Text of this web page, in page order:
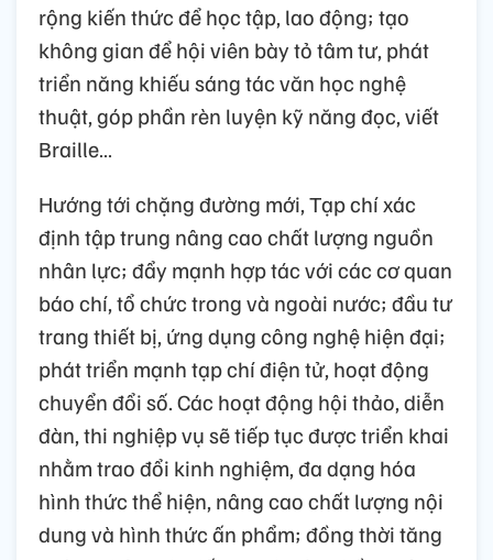
rộng kiến thức để học tập, lao động; tạo
không gian để hội viên bày tỏ tâm tư, phát
triển năng khiếu sáng tác văn học nghệ
thuật, góp phần rèn luyện kỹ năng đọc, viết
Braille…
Hướng tới chặng đường mới, Tạp chí xác
định tập trung nâng cao chất lượng nguồn
nhân lực; đẩy mạnh hợp tác với các cơ quan
báo chí, tổ chức trong và ngoài nước; đầu tư
trang thiết bị, ứng dụng công nghệ hiện đại;
phát triển mạnh tạp chí điện tử, hoạt động
chuyển đổi số. Các hoạt động hội thảo, diễn
đàn, thi nghiệp vụ sẽ tiếp tục được triển khai
nhằm trao đổi kinh nghiệm, đa dạng hóa
hình thức thể hiện, nâng cao chất lượng nội
dung và hình thức ấn phẩm; đồng thời tăng